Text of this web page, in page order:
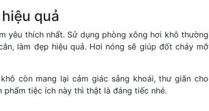
quả
yêu thích nhất. Sử dụng phòng xông hơi khô thường
làm đẹp hiệu quả. Hơi nóng sẽ giúp đốt cháy mỡ
còn mang lại cảm giác sảng khoái, thư giãn cho
phẩm tiệc ích này thì thật là đáng tiếc nhé.